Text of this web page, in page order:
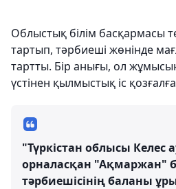
Облыстық білім басқармасы
тартып, тәрбиеші жөнінде
тартты. Бір анығы, ол
үстінен қылмыстық іс
"Түркістан облысы Келес
орналасқан "Ақмаржан"
тәрбиешісінің баланы